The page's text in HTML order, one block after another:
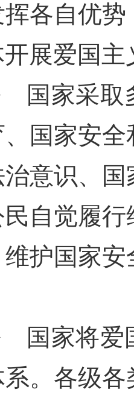
各自优
展爱国主
国家采取
国家安
意识、
自觉履
护国家
国家将爱
。各级